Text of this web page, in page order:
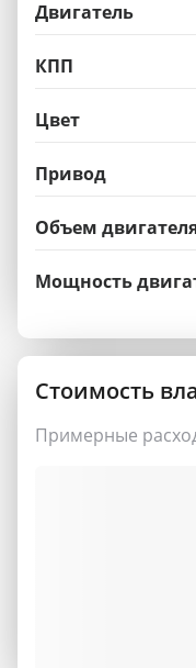
Двигатель
КПП
Цвет
Привод
Объем
Мощность
Стоимость
Примерные